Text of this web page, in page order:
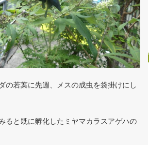
の若葉に先週、メスの成虫を袋掛けにし
ると既に孵化したミヤマカラスアゲハの